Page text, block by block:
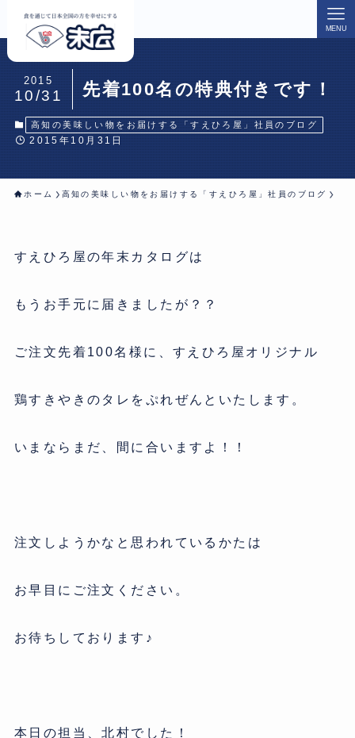
MENU
先着100名の特典付きです！
2015
10/31
高知の美味しい物をお届けする「すえひろ屋」社員のブログ
2015年10月31日
ホーム 高知の美味しい物をお届けする「すえひろ屋」社員のブログ
すえひろ屋の年末カタログは
もうお手元に届きましたが？？
ご注文先着100名様に、すえひろ屋オリジナル
鶏すきやきのタレをぷれぜんといたします。
いまならまだ、間に合いますよ！！
注文しようかなと思われているかたは
お早目にご注文ください。
お待ちしております♪
本日の担当、北村でした！